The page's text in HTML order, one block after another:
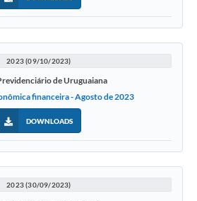
2023 (09/10/2023)
de Uruguaiana
financeira - Agosto de 2023
DOWNLOADS
2023 (30/09/2023)